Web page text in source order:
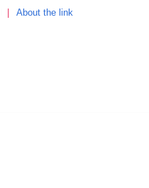
About the link